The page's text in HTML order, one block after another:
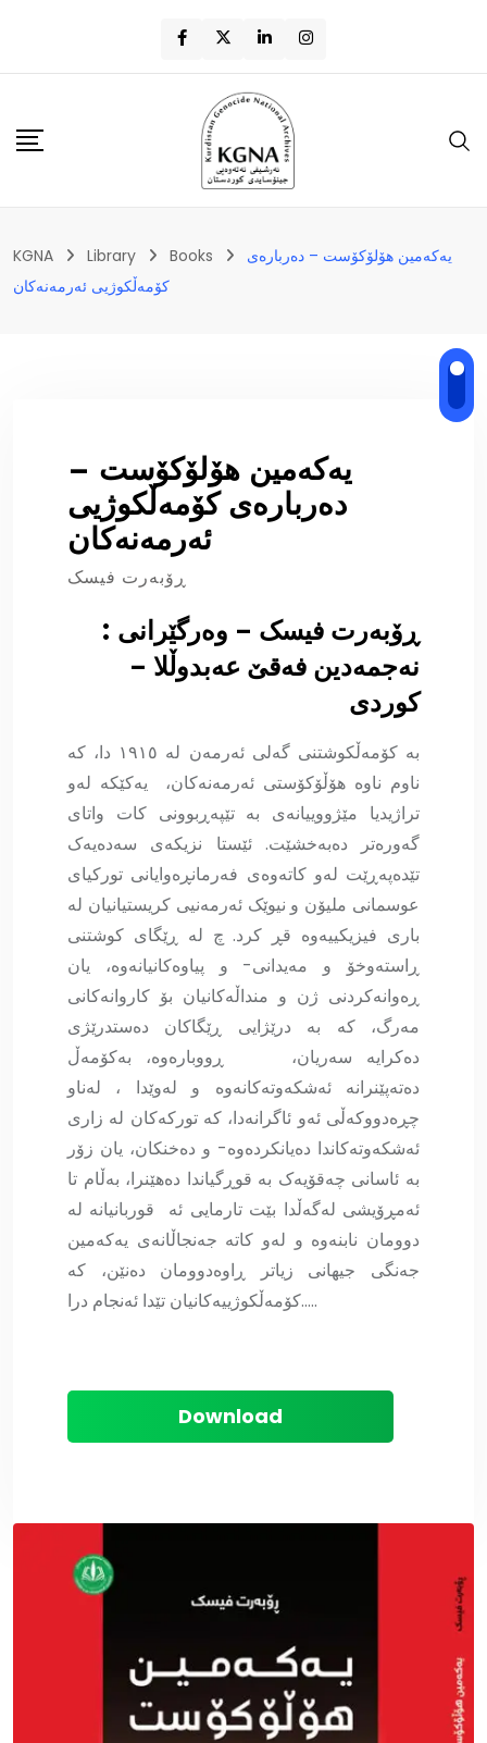
KGNA Library Books
یەکەمین هۆلۆکۆست – دەربارەی
کۆمەڵکوژیی ئەرمەنەکان
یەکەمین هۆلۆکۆست –
دەربارەی کۆمەڵکوژیی
ئەرمەنەکان
ڕۆبەرت فیسک
ڕۆبەرت فیسک – وەرگێرانی :
نەجمەدین فەقێ عەبدوڵلا –
کوردی
بە کۆمەڵکوشتنی گەلی ئەرمەن لە ١٩١٥ دا، کە
ناوم ناوە هۆڵۆکۆستی ئەرمەنەکان، یەکێکە لەو
تراژیدیا مێژووییانەی بە تێپەڕبوونی کات واتای
گەورەتر دەبەخشێت. ئێستا نزیکەی سەدەیەک
تێدەپەڕێت لەو کاتەوەی فەرمانڕەوایانی تورکیای
عوسمانی ملیۆن و نیوێک ئەرمەنیی کریستیانیان لە
باری فیزیکییەوە قڕ کرد. چ لە ڕێگای کوشتنی
ڕاستەوخۆ و مەیدانی- و پیاوەکانیانەوە، یان
ڕەوانەکردنی ژن و منداڵەکانیان بۆ کاروانەکانی
مەرگ، کە بە درێژایی ڕێگاکان دەستدرێژی
دەکرایە سەریان، ڕووبارەوە، بەکۆمەڵ
دەتەپێنرانە ئەشکەوتەکانەوە و لەوێدا ، لەناو
چڕەدووکەڵی ئەو ئاگرانەدا، کە تورکەکان لە زاری
ئەشکەوتەکاندا دەیانکردەوە- و دەخنکان، یان زۆر
بە ئاسانی چەقۆیەک بە قوڕگیاندا دەهێنرا، بەڵام تا
ئەمڕۆیشی لەگەڵدا بێت تارمایی ئە قوربانیانە لە
دوومان نابنەوە و لەو کاتە جەنجاڵانەی یەکەمین
جەنگی جیهانی زیاتر ڕاوەدوومان دەنێن، کە
کۆمەڵکوژییەکانیان تێدا ئەنجام درا…..
Download